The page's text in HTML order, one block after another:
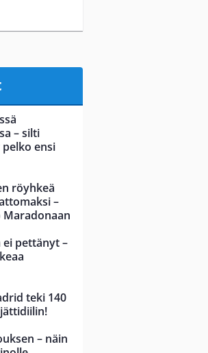
– silti
ensi
röyhkeä
–
ei pettänyt –
teki 140
– näin